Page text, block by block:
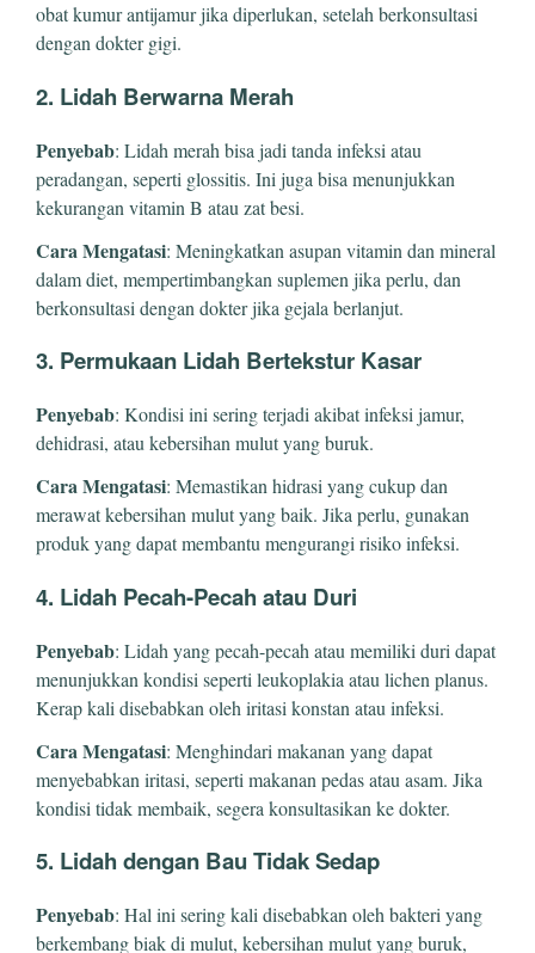
obat kumur antijamur jika diperlukan, setelah berkonsultasi
dengan dokter gigi.
2. Lidah Berwarna Merah
Penyebab: Lidah merah bisa jadi tanda infeksi atau
peradangan, seperti glossitis. Ini juga bisa menunjukkan
kekurangan vitamin B atau zat besi.
Cara Mengatasi: Meningkatkan asupan vitamin dan mineral
dalam diet, mempertimbangkan suplemen jika perlu, dan
berkonsultasi dengan dokter jika gejala berlanjut.
3. Permukaan Lidah Bertekstur Kasar
Penyebab: Kondisi ini sering terjadi akibat infeksi jamur,
dehidrasi, atau kebersihan mulut yang buruk.
Cara Mengatasi: Memastikan hidrasi yang cukup dan
merawat kebersihan mulut yang baik. Jika perlu, gunakan
produk yang dapat membantu mengurangi risiko infeksi.
4. Lidah Pecah-Pecah atau Duri
Penyebab: Lidah yang pecah-pecah atau memiliki duri dapat
menunjukkan kondisi seperti leukoplakia atau lichen planus.
Kerap kali disebabkan oleh iritasi konstan atau infeksi.
Cara Mengatasi: Menghindari makanan yang dapat
menyebabkan iritasi, seperti makanan pedas atau asam. Jika
kondisi tidak membaik, segera konsultasikan ke dokter.
5. Lidah dengan Bau Tidak Sedap
Penyebab: Hal ini sering kali disebabkan oleh bakteri yang
berkembang biak di mulut, kebersihan mulut yang buruk,